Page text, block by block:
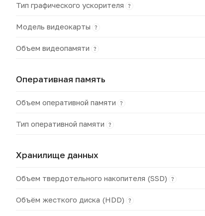
Тип графического ускорителя ?
Модель видеокарты ?
Объем видеопамяти ?
Оперативная память
Объем оперативной памяти ?
Тип оперативной памяти ?
Хранилище данных
Объем твердотельного накопителя (SSD) ?
Объём жесткого диска (HDD) ?